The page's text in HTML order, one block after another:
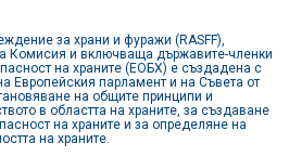
за храни и фуражи (RASFF),
Комисия и включваща държавите-членки
на храните (ЕОБХ) е създадена с
Европейския парламент и на Съвета от
на общите принципи и
в областта на храните, за създаване
на храните и за определяне на
на храните.